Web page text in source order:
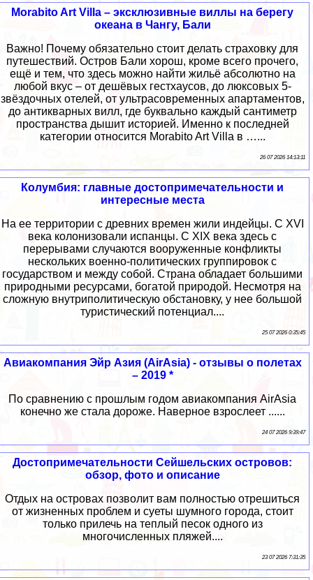
Morabito Art Villa – эксклюзивные виллы на берегу
океана в Чангу, Бали
Важно! Почему обязательно стоит делать страховку для
путешествий. Остров Бали хорош, кроме всего прочего,
ещё и тем, что здесь можно найти жильё абсолютно на
любой вкус – от дешёвых гестхаусов, до люксовых 5-
звёздочных отелей, от ультрасовременных апартаментов,
до антикварных вилл, где буквально каждый сантиметр
пространства дышит историей. Именно к последней
категории относится Morabito Art Villa в …...
26 07 2026 14:13:11
Колумбия: главные достопримечательности и
интересные места
На ее территории с древних времен жили индейцы. С XVI
века колонизовали испанцы. С XIX века здесь с
перерывами случаются вооруженные конфликты
нескольких военно-политических группировок с
государством и между собой. Страна обладает большими
природными ресурсами, богатой природой. Несмотря на
сложную внутриполитическую обстановку, у нее большой
туристический потенциал....
25 07 2026 0:35:45
Авиакомпания Эйр Азия (AirAsia) - отзывы о полетах
– 2019 *
По сравнению с прошлым годом авиакомпания AirAsia
конечно же стала дороже. Наверное взрослеет ......
24 07 2026 9:39:47
Достопримечательности Сейшельских островов:
обзор, фото и описание
Отдых на островах позволит вам полностью отрешиться
от жизненных проблем и суеты шумного города, стоит
только прилечь на теплый песок одного из
многочисленных пляжей....
23 07 2026 7:31:35